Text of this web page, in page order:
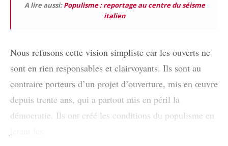
A lire aussi:Populisme : reportage au centre du séisme
italien
Nous refusons cette vision simpliste car les ouverts ne
sont en rien responsables et clairvoyants. Ils sont au
contraire porteurs d’un projet d’ouverture, mis en œuvre
depuis trente ans, qui a partout mis en péril la
démocratie. Ils ont créé les conditions du populisme en